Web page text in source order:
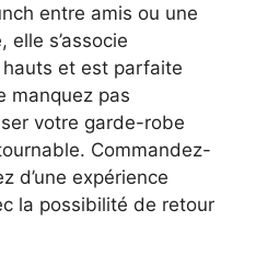
entre amis ou une
elle s’associe
et est parfaite
manquez pas
votre garde-robe
Commandez-
d’une expérience
la possibilité de retour